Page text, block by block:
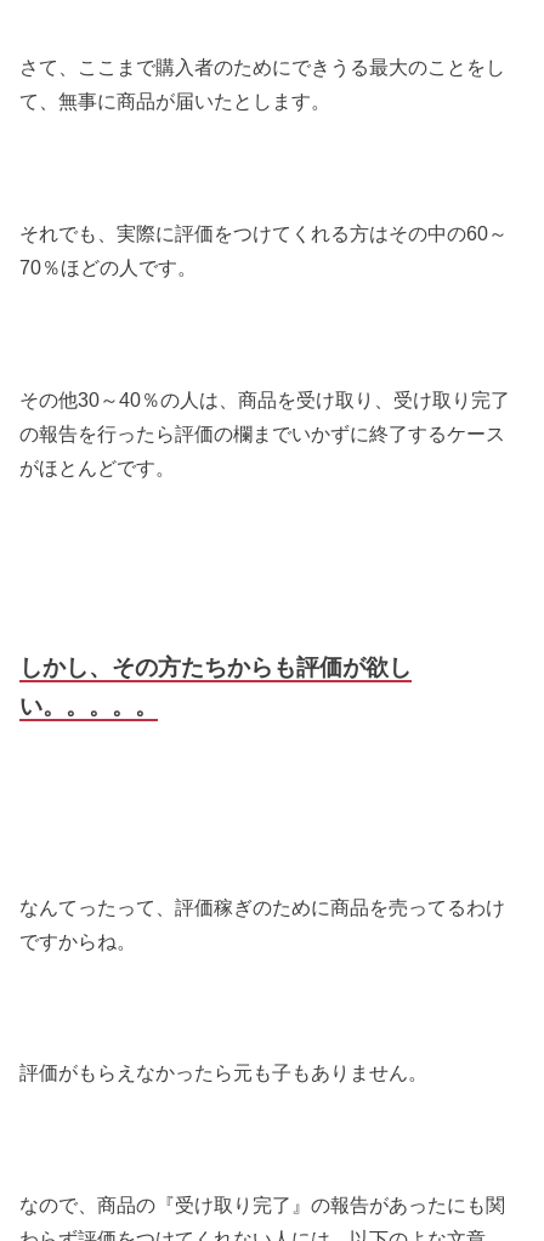
さて、ここまで購入者のためにできうる最大のことをし
て、無事に商品が届いたとします。
それでも、実際に評価をつけてくれる方はその中の60～
70％ほどの人です。
その他30～40％の人は、商品を受け取り、受け取り完了
の報告を行ったら評価の欄までいかずに終了するケース
がほとんどです。
しかし、その方たちからも評価が欲し
い。。。。。
なんてったって、評価稼ぎのために商品を売ってるわけ
ですからね。
評価がもらえなかったら元も子もありません。
なので、商品の『受け取り完了』の報告があったにも関